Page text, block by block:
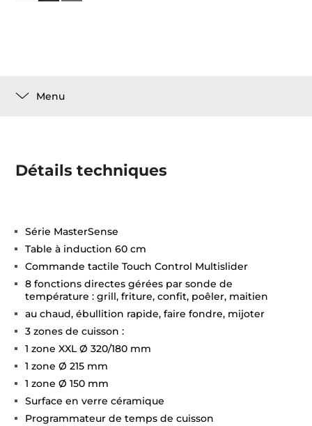
Menu
Détails techniques
Série MasterSense
Table à induction 60 cm
Commande tactile Touch Control Multislider
8 fonctions directes gérées par sonde de
température : grill, friture, confit, poêler, maitien
au chaud, ébullition rapide, faire fondre, mijoter
3 zones de cuisson :
1 zone XXL Ø 320/180 mm
1 zone Ø 215 mm
1 zone Ø 150 mm
Surface en verre céramique
Programmateur de temps de cuisson